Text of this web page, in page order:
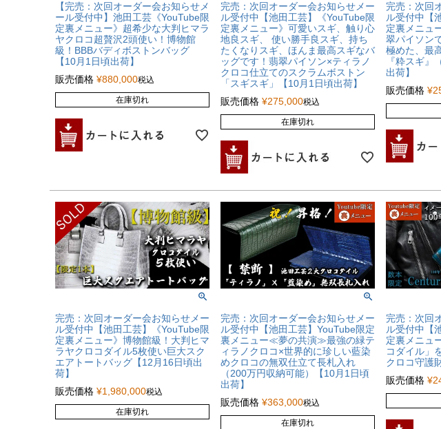
【完売：次回オーダー会お知らせメ
ール受付中】池田工芸《YouTube限
定裏メニュー》超希少な大判ヒマラ
ヤクロコ超贅沢2頭使い！博物館
級！BBBバディボストンバッグ
【10月1日頃出荷】
販売価格 ¥880,000税込
在庫切れ
完売：次回オーダー会お知らせメー
ル受付中【池田工芸】《YouTube限
定裏メニュー》可愛いスギ、触り心
地良スギ、 使い勝手良スギ、持ち
たくなりスギ、ほんま最高スギなバ
ッグです！翡翠パイソン×ティラノ
クロコ仕立てのスクラムボストン
「スギスギ」【10月1日頃出荷】
販売価格 ¥275,000税込
在庫切れ
完売：次回
ル受付中【
定裏メニュ
翠パイソン
極めた、最
『粋スギ』
出荷】
販売価格 ¥
完売：次回オーダー会お知らせメー
ル受付中【池田工芸】《YouTube限
定裏メニュー》博物館級！大判ヒマ
ラヤクロコダイル5枚使い巨大スク
エアトートバッグ【12月16日頃出
荷】
販売価格 ¥1,980,000税込
在庫切れ
完売：次回オーダー会お知らせメー
ル受付中【池田工芸】YouTube限定
裏メニュー≪夢の共演≫最強の緑テ
ィラノクロコ×世界的に珍しい藍染
めクロコの無双仕立て長札入れ
（200万円収納可能）【10月1日頃
出荷】
販売価格 ¥363,000税込
在庫切れ
完売：次回
ル受付中【
定裏メニュ
コダイル」
クロコ守護
販売価格 ¥